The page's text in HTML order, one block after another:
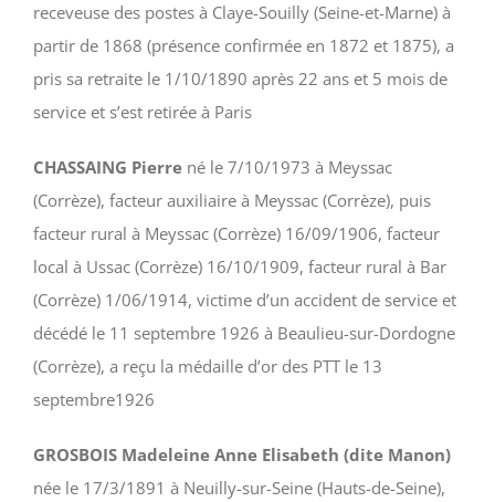
receveuse des postes à Claye-Souilly (Seine-et-Marne) à
partir de 1868 (présence confirmée en 1872 et 1875), a
pris sa retraite le 1/10/1890 après 22 ans et 5 mois de
service et s’est retirée à Paris
CHASSAING Pierre né le 7/10/1973 à Meyssac
(Corrèze), facteur auxiliaire à Meyssac (Corrèze), puis
facteur rural à Meyssac (Corrèze) 16/09/1906, facteur
local à Ussac (Corrèze) 16/10/1909, facteur rural à Bar
(Corrèze) 1/06/1914, victime d’un accident de service et
décédé le 11 septembre 1926 à Beaulieu-sur-Dordogne
(Corrèze), a reçu la médaille d’or des PTT le 13
septembre1926
GROSBOIS Madeleine Anne Elisabeth (dite Manon)
née le 17/3/1891 à Neuilly-sur-Seine (Hauts-de-Seine),